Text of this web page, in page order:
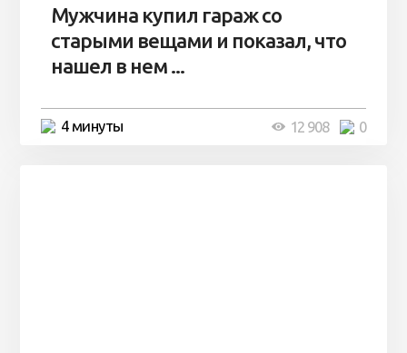
Мужчина купил гараж со
старыми вещами и показал, что
нашел в нем ...
4 минуты 0
12 908